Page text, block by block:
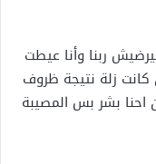
ربنا وأنا عيطت
زلة نتيجة ظروف
احنا بشر بس المصيبة